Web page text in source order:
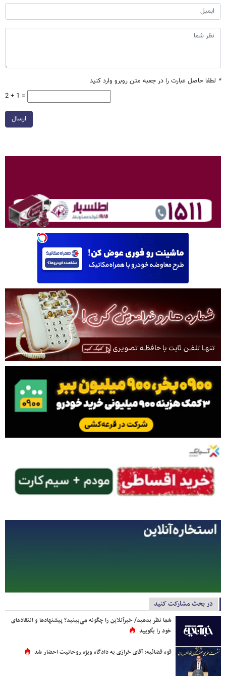
* لطفا حاصل عبارت را در جعبه متن روبرو وارد کنید
2 + 1 =
ارسال
در بحث مشارکت کنید
شما نظر بدهید/ خبرآنلاین را چگونه می‌بینید؟ پیشنهادها و انتقادهای
خود را بگویید
قوه قضائیه: آقای خرازی به دادگاه ویژه روحانیت احضار شد